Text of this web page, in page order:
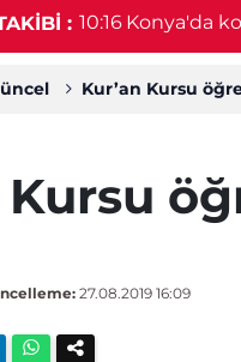
: 10:16 Konya'da
Kur’an Kursu
Kursu
27.08.2019 16:09